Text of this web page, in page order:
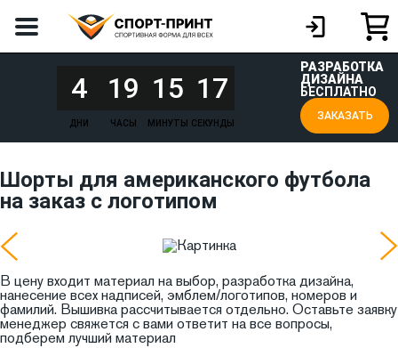
4
ДНИ
19
ЧАСЫ
15
МИНУТЫ
17
СЕКУНДЫ
РАЗРАБОТКА
ДИЗАЙНА
БЕСПЛАТНО
ЗАКАЗАТЬ
Шорты для американского футбола
на заказ с логотипом
В цену входит материал на выбор, разработка дизайна,
нанесение всех надписей, эмблем/логотипов, номеров и
фамилий. Вышивка рассчитывается отдельно. Оставьте заявку
менеджер свяжется с вами ответит на все вопросы,
подберем лучший материал